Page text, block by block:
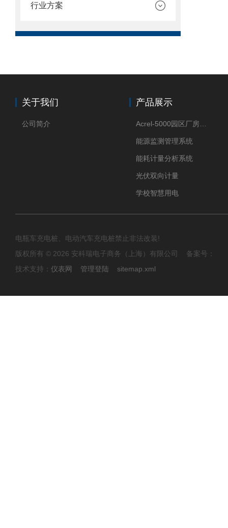
行业方案
关于我们
公司简介
产品展示
能源监测管理系统
能耗计量分析系统
光伏双向计量
学校智慧用电
电瓶车充电桩、电动汽车充电桩禁止非法改装!
版权所有 © 2026 安科瑞电子商务（上海）有限公司 备案号：
技术支持： 仪表网 管理登陆 sitemap.xml